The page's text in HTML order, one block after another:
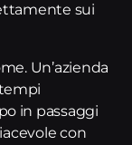
sui
Un’azienda
in passaggi
con